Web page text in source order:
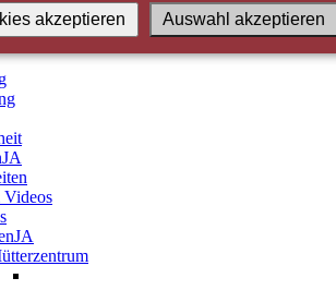
Auswahl akzeptieren
akzeptieren